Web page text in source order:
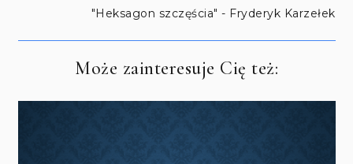
"Heksagon szczęścia" - Fryderyk Karzełek
Może zainteresuje Cię też: